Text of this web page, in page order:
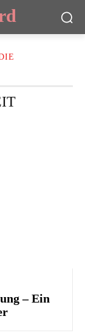
– Ein